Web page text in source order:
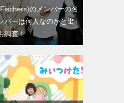
のメンバーの名
バーは何人なのかと出
調査！